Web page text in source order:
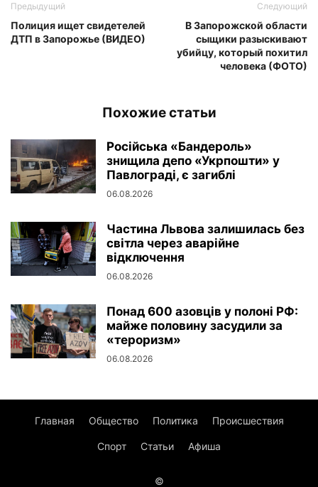
Предыдущий
Полиция ищет свидетелей
ДТП в Запорожье (ВИДЕО)
Следующий
В Запорожской области
сыщики разыскивают
убийцу, который похитил
человека (ФОТО)
Похожие статьи
Російська «Бандероль»
знищила депо «Укрпошти» у
Павлограді, є загиблі
06.08.2026
Частина Львова залишилась без
світла через аварійне
відключення
06.08.2026
Понад 600 азовців у полоні РФ:
майже половину засудили за
«тероризм»
06.08.2026
Главная Общество Политика Происшествия
Спорт Статьи Афиша
©